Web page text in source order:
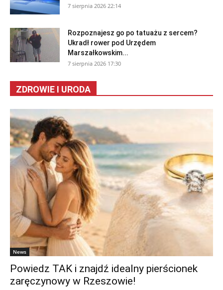
7 sierpnia 2026 22:14
Rozpoznajesz go po tatuażu z sercem?
Ukradł rower pod Urzędem
Marszałkowskim...
7 sierpnia 2026 17:30
ZDROWIE I URODA
News
Powiedz TAK i znajdź idealny pierścionek
zaręczynowy w Rzeszowie!